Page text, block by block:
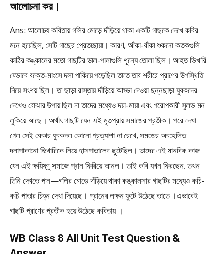
আলোচনা কর।
Ans: আলোচ্য কবিতায় গলির মোড়ে দাঁড়িয়ে থাকা একটি গাছকে দেখে কবির
মনে হয়েছিল, সেটি গাছের প্রেতচ্ছায়া। কারণ, আঁকা-বাঁকা শুকনো কতকগুলি
কাঠির কঙ্কালের মতো গাছটির ডাল-পালাগুলি শূন্যে তোলা ছিল। আহত ভিখারি
যেভাবে রক্তে-মাংসে দলা পাকিয়ে পড়েছিল তাতে তার শরীরে প্রাণের উপস্থিতি
নিয়ে সংশয় ছিল। তা ছাড়া রাস্তায় দাঁড়িয়ে আড্ডা দেওয়া ছন্নছাড়া যুবকদের
দেখেও বোঝার উপায় ছিল না তাদের মধ্যেও দয়া-মায়া এবং পরোপকারী সুলভ মন
লুকিয়ে আছে। অর্থাৎ গাছটি যেন এই মৃতপ্রায় সমাজের প্রতীক। পরে দেখা
গেল সেই বেকার যুবকদল কোনো প্রত্যাশা না রেখে, সমজের অবহেলিত
দলাপাকানো ভিখারিকে নিয়ে হাসপাতালের ছুটেছিল। তাদের এই মানবিক কাজ
যেন এই ক্ষয়িষ্ণু সমাজে প্রান ফিরিয়ে আনল। তাই কবি যখন ফিরছেন, তখন
তিনি দেখতে পান—গলির মোড়ে দাঁড়িয়ে থাকা কঙ্কালসার গাছটির মধ্যেও কচি-
কচি পাতার চিহ্ন দেখা দিয়েছে। প্রানের লক্ষন ফুটে উঠেছে তাতে ।এভাবেই
গাছটি প্রাণের প্রতীক হয়ে উঠেছে কবিতায় ।
WB Class 8 All Unit Test Question &